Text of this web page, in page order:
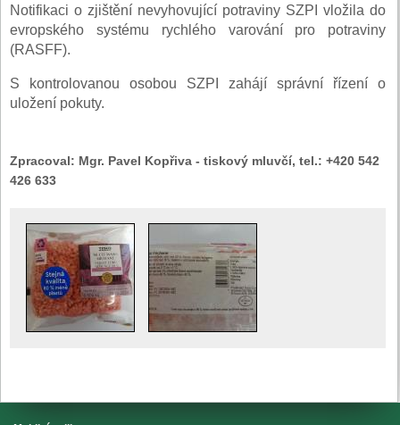
Notifikaci o zjištění nevyhovující potraviny SZPI vložila do
evropského systému rychlého varování pro potraviny
(RASFF).
S kontrolovanou osobou SZPI zahájí správní řízení o
uložení pokuty.
Zpracoval: Mgr. Pavel Kopřiva - tiskový mluvčí, tel.: +420 542
426 633